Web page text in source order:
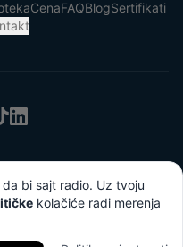
CenaFAQBlogSertifikati
Institute
bi sajt radio. Uz tvoju
kolačiće radi merenja